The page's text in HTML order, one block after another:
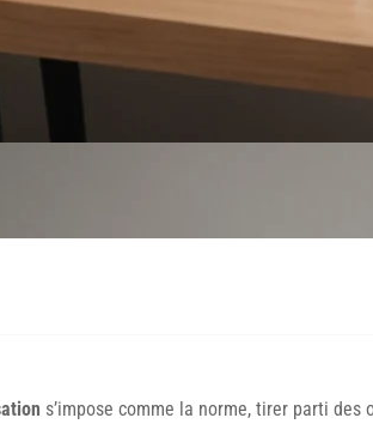
s’impose comme la norme, tirer parti des